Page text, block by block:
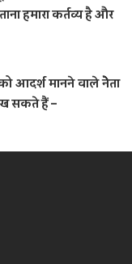
हमारा कर्तव्‍य है और
आदर्श मानने वाले नेेेेता
सकते हैं –